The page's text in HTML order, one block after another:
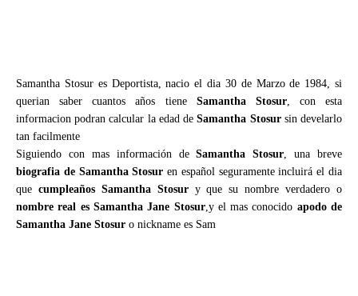
Samantha Stosur es Deportista, nacio el dia 30 de Marzo de 1984, si
querian saber cuantos años tiene Samantha Stosur, con esta
informacion podran calcular la edad deSamantha Stosursin develarlo
tan facilmente
Siguiendo con mas información deSamantha Stosur, una breve
biografia de Samantha Stosur en español seguramente incluirá el dia
que cumpleaños Samantha Stosury que su nombre verdadero o
nombre real es Samantha Jane Stosur,y el mas conocido apodo de
Samantha Jane Stosur o nickname es Sam